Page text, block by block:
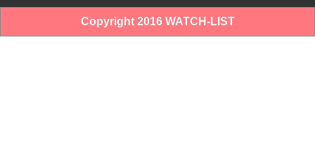
Copyright 2016 WATCH-LIST